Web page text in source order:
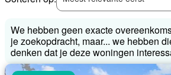
We hebben geen exacte
je zoekopdracht, maar... we hebben
denken dat je deze woningen